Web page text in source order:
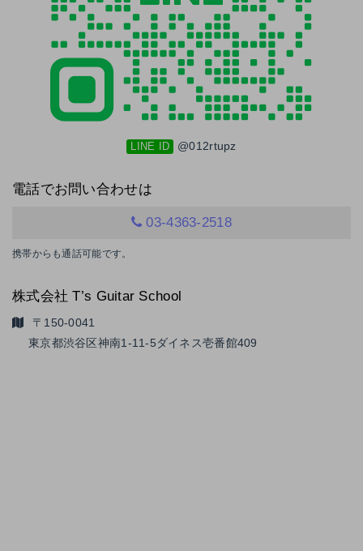
LINE ID @012rtupz
電話でお問い合わせは
03-4363-2518
携帯からも通話可能です。
株式会社 T’s Guitar School
〒150-0041
東京都渋谷区神南1-11-5ダイネス壱番館409